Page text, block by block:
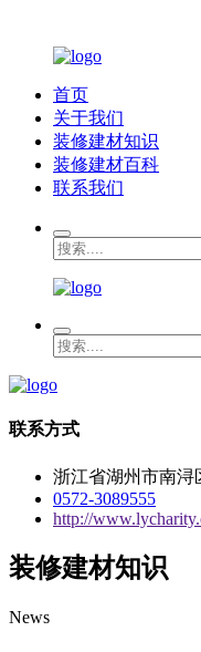
首页
关于我们
装修建材知识
装修建材百科
联系我们
联系方式
浙江省湖州市南浔
0572-3089555
http://
装修建材知识
News